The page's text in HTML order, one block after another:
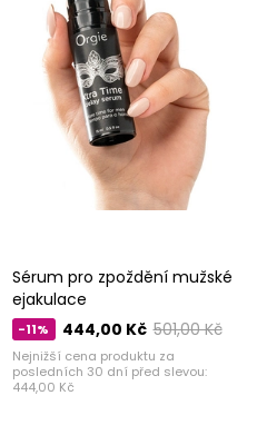
Sérum pro zpoždění mužské
ejakulace
-11% 501,00 Kč
444,00 Kč
Nejnižší cena produktu za
posledních 30 dní před slevou:
444,00 Kč